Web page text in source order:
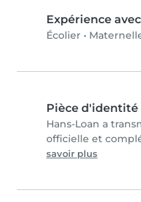
Expérience avec
Écolier •
Pièce d'identité
Hans-Loan a
officielle et
savoir plus